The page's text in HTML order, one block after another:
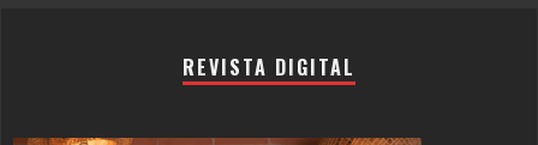
REVISTA DIGITAL